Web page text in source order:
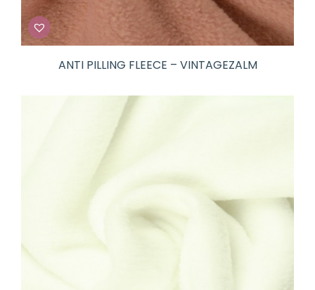
ANTI PILLING FLEECE – VINTAGEZALM